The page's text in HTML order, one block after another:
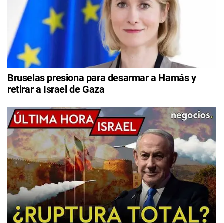
Bruselas presiona para desarmar a Hamás y
retirar a Israel de Gaza